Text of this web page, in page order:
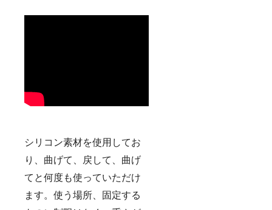
シリコン素材を使用してお
り、曲げて、戻して、曲げ
てと何度も使っていただけ
ます。使う場所、固定する